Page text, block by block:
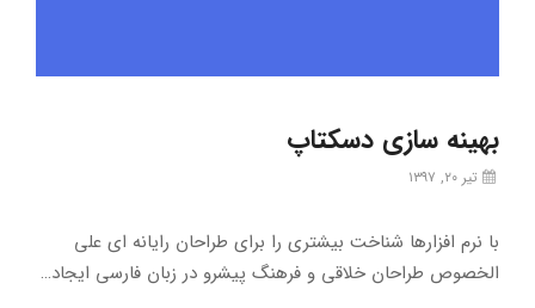
بهینه سازی دسکتاپ
تیر ۲۰, ۱۳۹۷
با نرم افزارها شناخت بیشتری را برای طراحان رایانه ای علی
الخصوص طراحان خلاقی و فرهنگ پیشرو در زبان فارسی ایجاد…